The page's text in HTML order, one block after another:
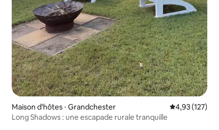
Maison d'hôtes ⋅ Grandchester Évaluation
4,93 (127)
Long Shadows : une escapade rurale tranquille